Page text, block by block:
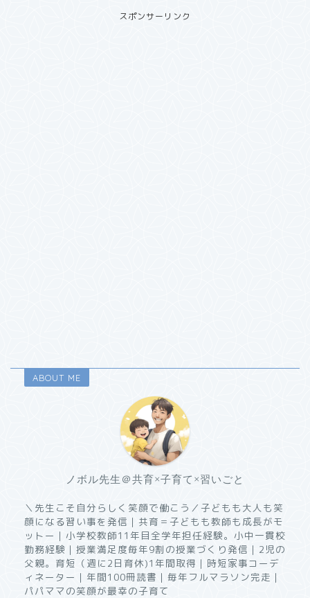
スポンサーリンク
ABOUT ME
ノボル先生＠共育×子育て×習いごと
＼先生こそ自分らしく笑顔で働こう／子どもも大人も笑
顔になる習い事を発信｜共育＝子どもも教師も成長がモ
ットー｜小学校教師11年目全学年担任経験。小中一貫校
勤務経験｜授業満足度毎年9割の授業づくり発信｜2児の
父親。育短（週に2日育休)1年間取得｜時短家事コーデ
ィネーター｜年間100冊読書｜毎年フルマラソン完走｜
パパママの笑顔が最幸の子育て